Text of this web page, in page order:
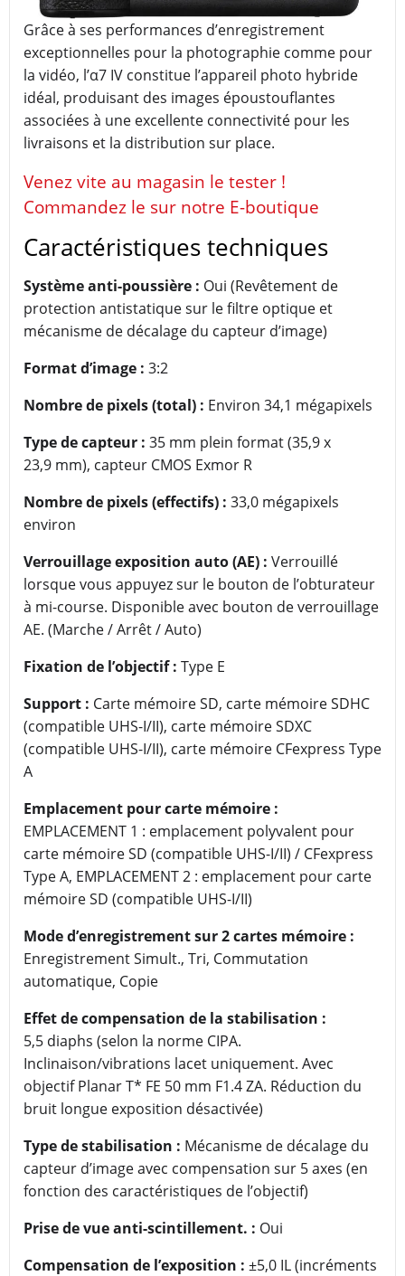
Grâce à ses performances d’enregistrement
exceptionnelles pour la photographie comme pour
la vidéo, l’α7 IV constitue l’appareil photo hybride
idéal, produisant des images époustouflantes
associées à une excellente connectivité pour les
livraisons et la distribution sur place.
Venez vite au magasin le tester !
Commandez le sur notre E-boutique
Caractéristiques techniques
Système anti-poussière : Oui (Revêtement de
protection antistatique sur le filtre optique et
mécanisme de décalage du capteur d’image)
Format d’image : 3:2
Nombre de pixels (total) : Environ 34,1 mégapixels
Type de capteur : 35 mm plein format (35,9 x
23,9 mm), capteur CMOS Exmor R
Nombre de pixels (effectifs) : 33,0 mégapixels
environ
Verrouillage exposition auto (AE) : Verrouillé
lorsque vous appuyez sur le bouton de l’obturateur
à mi-course. Disponible avec bouton de verrouillage
AE. (Marche / Arrêt / Auto)
Fixation de l’objectif : Type E
Support : Carte mémoire SD, carte mémoire SDHC
(compatible UHS-I/II), carte mémoire SDXC
(compatible UHS-I/II), carte mémoire CFexpress Type
A
Emplacement pour carte mémoire :
EMPLACEMENT 1 : emplacement polyvalent pour
carte mémoire SD (compatible UHS-I/II) / CFexpress
Type A, EMPLACEMENT 2 : emplacement pour carte
mémoire SD (compatible UHS-I/II)
Mode d’enregistrement sur 2 cartes mémoire :
Enregistrement Simult., Tri, Commutation
automatique, Copie
Effet de compensation de la stabilisation :
5,5 diaphs (selon la norme CIPA.
Inclinaison/vibrations lacet uniquement. Avec
objectif Planar T* FE 50 mm F1.4 ZA. Réduction du
bruit longue exposition désactivée)
Type de stabilisation : Mécanisme de décalage du
capteur d’image avec compensation sur 5 axes (en
fonction des caractéristiques de l’objectif)
Prise de vue anti-scintillement. : Oui
Compensation de l’exposition : ±5,0 IL (incréments